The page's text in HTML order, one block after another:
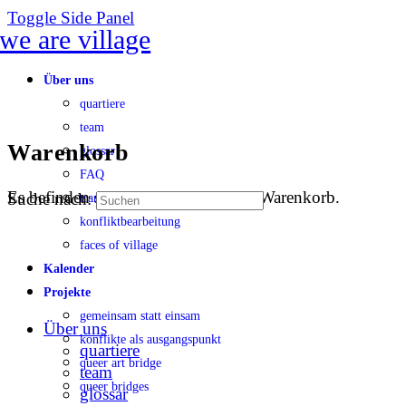
Toggle Side Panel
Über uns
quartiere
team
glossar
FAQ
transparenz
konfliktbearbeitung
faces of village
Kalender
Projekte
gemeinsam statt einsam
konflikte als ausgangspunkt
queer art bridge
queer bridges
Warenkorb
Es befinden sich keine Produkte im Warenkorb.
Suche nach:
Über uns
quartiere
team
glossar